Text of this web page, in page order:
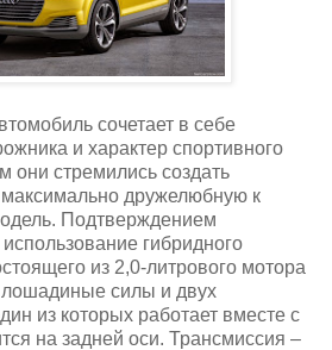
сочетает в себе
и характер спортивного
они стремились создать
дружелюбную к
Подтверждением
гибридного
из 2,0-литрового мотора
силы и двух
из которых работает вместе с
на задней оси. Трансмиссия –